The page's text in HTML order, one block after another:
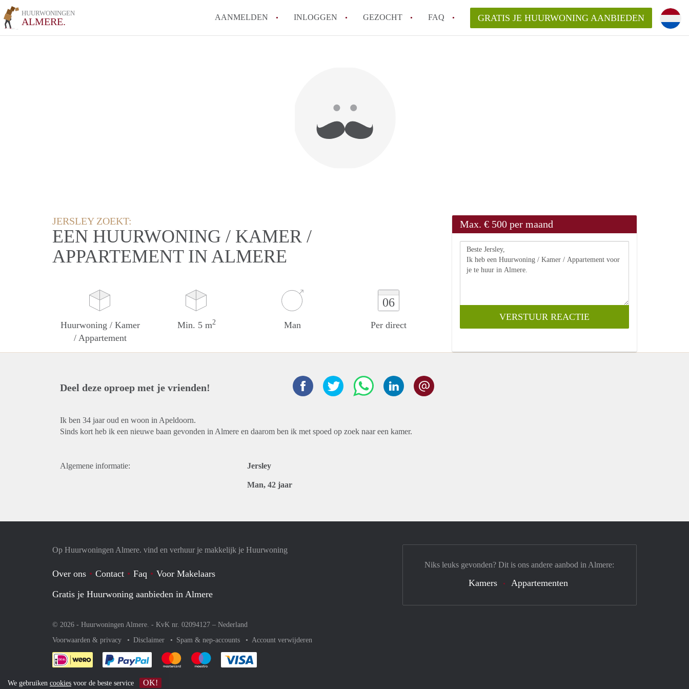
HUURWONINGEN
ALMERE. AANMELDEN INLOGGEN GEZOCHT FAQ
Wat is de privacyverklaring van HuurwoningenAlmere?
Berekent HuurwoningenAlmere
makelaarsvergoeding/bemiddelingsvergoeding?
GRATIS JE HUURWONING AANBIEDEN
JERSLEY ZOEKT:
EEN HUURWONING / KAMER /
APPARTEMENT IN ALMERE
Huurwoning / Kamer
/ Appartement
Min. 5 m2 Man
06
Per direct
Max. € 500 per maand
Deel deze oproep met je vrienden!
Ik ben 34 jaar oud en woon in Apeldoorn.
Sinds kort heb ik een nieuwe baan gevonden in Almere en daarom ben ik met spoed op zoek naar een kamer.
Algemene informatie: Jersley
Man, 42 jaar
Op Huurwoningen Almere. vind en verhuur je makkelijk je Huurwoning
Over ons Contact Faq
Voor Makelaars
Gratis je Huurwoning aanbieden in Almere
© 2026 - Huurwoningen Almere. - KvK nr. 02094127 – Nederland
Voorwaarden & privacy
Disclaimer Spam & nep-accounts Account verwijderen
Je rekent gemakkelijk af met Paypal
Je rekent gemakkelijk af met Mastercard
Je rekent gemakkelijk af met Meastro
Niks leuks gevonden? Dit is ons andere aanbod in Almere:
Kamers Appartementen
We gebruiken cookies voor de beste service OK!